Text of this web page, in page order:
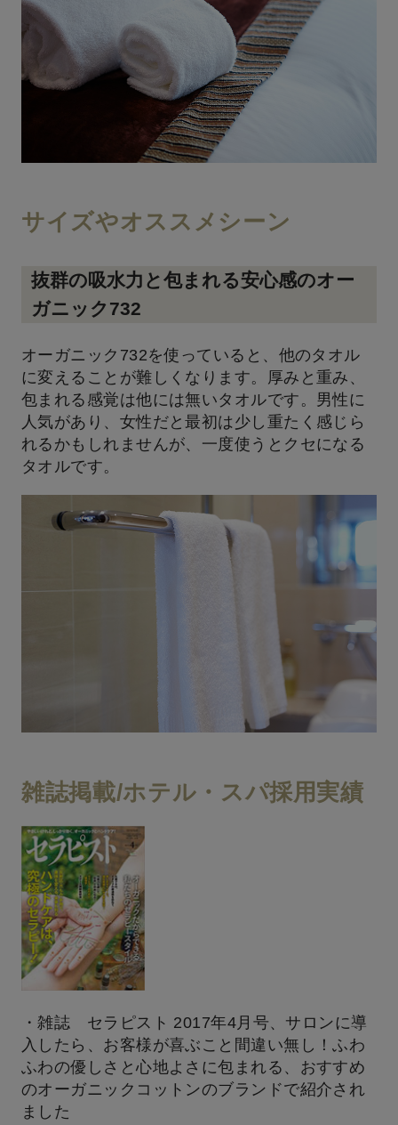
サイズやオススメシーン
抜群の吸水力と包まれる安心感のオー
ガニック732
オーガニック732を使っていると、他のタオル
に変えることが難しくなります。厚みと重み、
包まれる感覚は他には無いタオルです。男性に
人気があり、女性だと最初は少し重たく感じら
れるかもしれませんが、一度使うとクセになる
タオルです。
雑誌掲載/ホテル・スパ採用実績
・雑誌 セラピスト 2017年4月号、サロンに導
入したら、お客様が喜ぶこと間違い無し！ふわ
ふわの優しさと心地よさに包まれる、おすすめ
のオーガニックコットンのブランドで紹介され
ました